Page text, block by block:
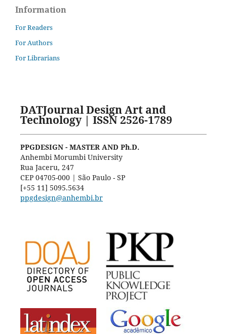
Information
For Readers
For Authors
For Librarians
DATJournal Design Art and
Technology | ISSN 2526-1789
PPGDESIGN - MASTER AND Ph.D.
Anhembi Morumbi University
Rua Jaceru, 247
CEP 04705-000 | São Paulo - SP
[+55 11] 5095.5634
ppgdesign@anhembi.br